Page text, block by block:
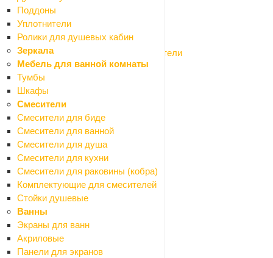
Поддоны
Уплотнители
Ролики для душевых кабин
Зеркала
Мебель для ванной комнаты
Тумбы
Шкафы
Смесители
Смесители для биде
Смесители для ванной
Смесители для душа
Смесители для кухни
Смесители для раковины (кобра)
Комплектующие для смесителей
Стойки душевые
Ванны
Экраны для ванн
Акриловые
Панели для экранов
Гипсокартон
Профиля для гипсокартона
Сетки армирующие
Соединители для профилей и уплотнители
Заборные секции, ограждения
Назад
Заборные секции, ограждения
Заборные секции
Конусы
Парковочные барьеры и столбики
Таблички мокрый пол
Канализация наружная
Назад
Канализация наружная
Заглушки
Муфты
Обратные клапаны
Отводы
Переходники